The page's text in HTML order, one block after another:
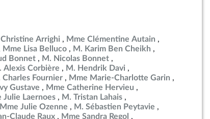
Christine Arrighi
Mme Clémentine Autain
Mme Lisa Belluco
M. Karim Ben Cheikh
Bonnet
M. Nicolas Bonnet
Alexis Corbière
M. Hendrik Davi
Charles Fournier
Mme Marie-Charlotte Garin
Gustave
Mme Catherine Hervieu
Julie Laernoes
M. Tristan Lahais
Mme Julie Ozenne
M. Sébastien Peytavie
Claude Raux
Mme Sandra Regol